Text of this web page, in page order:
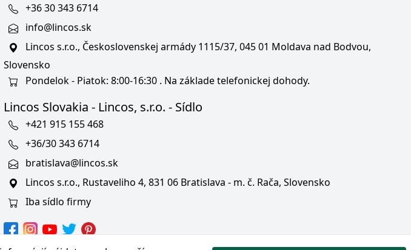
+36 30 343 6714
info@lincos.sk
Lincos s.r.o., Československej armády 1115/37, 045 01 Moldava nad Bodvou,
Slovensko
Pondelok - Piatok: 8:00-16:30 . Na základe telefonickej dohody.
Lincos Slovakia - Lincos, s.r.o. - Sídlo
+421 915 155 468
+36/30 343 6714
bratislava@lincos.sk
Lincos s.r.o., Rustaveliho 4, 831 06 Bratislava - m. č. Rača, Slovensko
Iba sídlo firmy